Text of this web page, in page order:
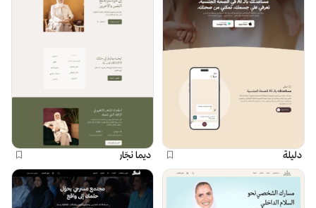
دليلة ديما نجّار